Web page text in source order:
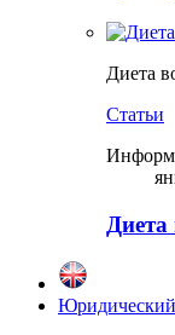
Диета
Статьи
Юридический